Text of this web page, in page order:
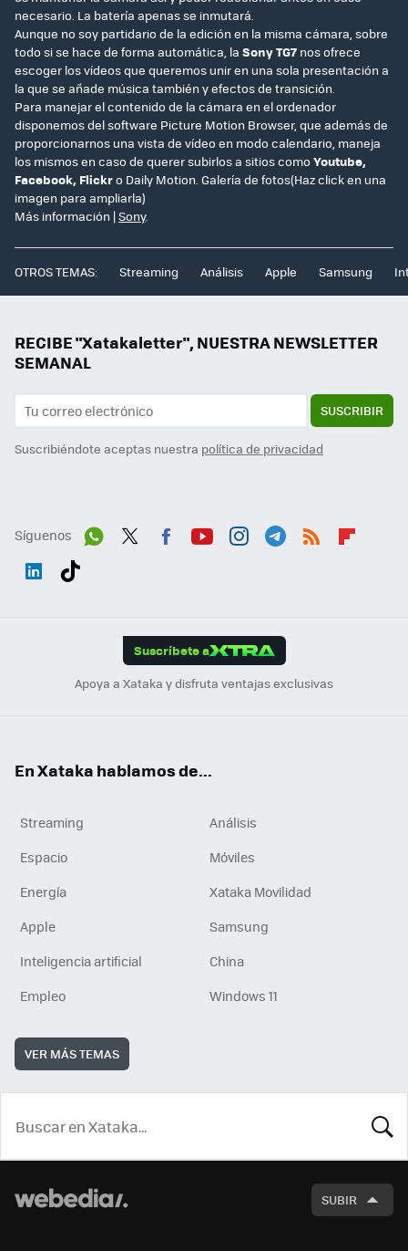
necesario. La batería apenas se inmutará.
Aunque no soy partidario de la edición en la misma cámara, sobre
todo si se hace de forma automática, la Sony TG7 nos ofrece
escoger los vídeos que queremos unir en una sola presentación a
la que se añade música también y efectos de transición.
Para manejar el contenido de la cámara en el ordenador
disponemos del software Picture Motion Browser, que además de
proporcionarnos una vista de vídeo en modo calendario, maneja
los mismos en caso de querer subirlos a sitios como Youtube,
Facebook, Flickro Daily Motion. Galería de fotos(Haz click en una
imagen para ampliarla)
Más información |Sony.
OTROS TEMAS: Streaming Análisis Apple Samsung
RECIBE "Xatakaletter", NUESTRA NEWSLETTER
SEMANAL
SUSCRIBIR
Suscribiéndote aceptas nuestra política de privacidad
Síguenos
Suscríbete a
Apoya a Xataka y disfruta ventajas exclusivas
En Xataka hablamos de...
Streaming
Análisis
Espacio
Móviles
Energía
Xataka Movilidad
Apple
Samsung
Inteligencia artificial
China
Empleo
Windows 11
VER MÁS TEMAS
SUBIR